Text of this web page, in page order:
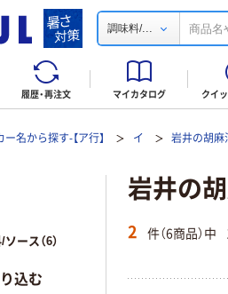
調味料/...
履歴・再注文 マイカタログ クイ
ー名から探す-【ア行】 イ 岩井の胡麻
岩井の
2 件（6商品）中
ース（6）
込む